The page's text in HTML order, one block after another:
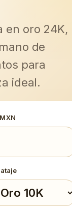
en oro 24K,
de
para
ideal.